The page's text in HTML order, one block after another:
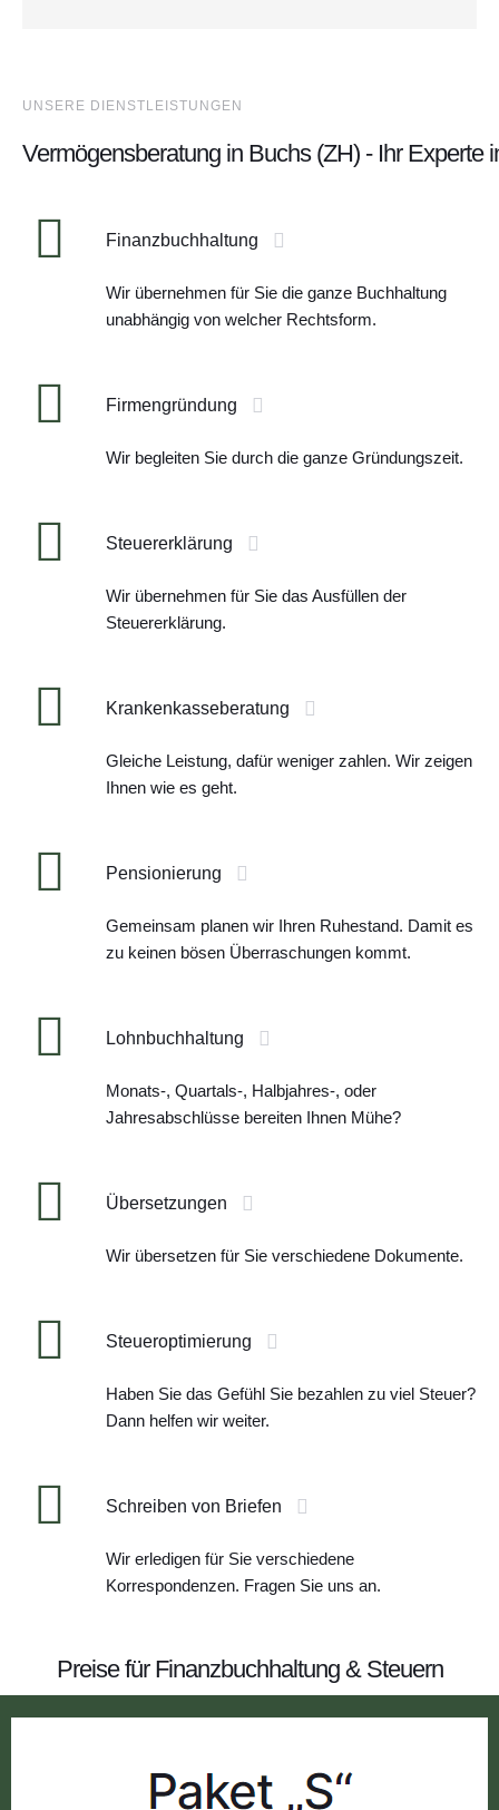
UNSERE DIENSTLEISTUNGEN
Vermögensberatung in Buchs (ZH) - Ihr Experte
Finanzbuchhaltung
Wir übernehmen für Sie die ganze Buchhaltung
unabhängig von welcher Rechtsform.
Firmengründung
Wir begleiten Sie durch die ganze Gründungszeit.
Steuererklärung
Wir übernehmen für Sie das Ausfüllen der
Steuererklärung.
Krankenkasseberatung
Gleiche Leistung, dafür weniger zahlen. Wir zeigen
Ihnen wie es geht.
Pensionierung
Gemeinsam planen wir Ihren Ruhestand. Damit es
zu keinen bösen Überraschungen kommt.
Lohnbuchhaltung
Monats-, Quartals-, Halbjahres-, oder
Jahresabschlüsse bereiten Ihnen Mühe?
Übersetzungen
Wir übersetzen für Sie verschiedene Dokumente.
Steueroptimierung
Haben Sie das Gefühl Sie bezahlen zu viel Steuer?
Dann helfen wir weiter.
Schreiben von Briefen
Wir erledigen für Sie verschiedene
Korrespondenzen. Fragen Sie uns an.
Preise für Finanzbuchhaltung & Steuern